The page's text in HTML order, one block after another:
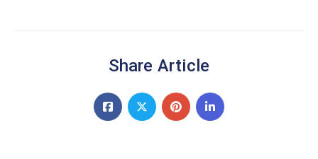
Share Article